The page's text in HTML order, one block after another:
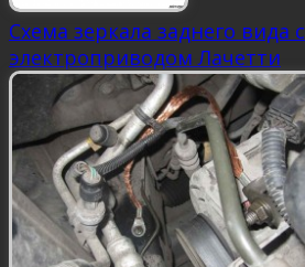
Схема зеркала заднего вида с
электроприводом Лачетти